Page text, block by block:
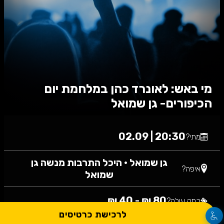
מי באש: לאונרד כהן במלחמת יום
הכיפורים- גן שמואל
מתי?20:30 | 02.09
איפה? גן שמואל • היכל התרבות מנשה גן
שמואל
כמה עולה?80 ₪ - 40 ₪
לרכישת כרטיסים